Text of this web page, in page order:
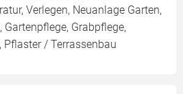
Verlegen, Neuanlage Garten,
Grabpflege,
Pflaster / Terrassenbau